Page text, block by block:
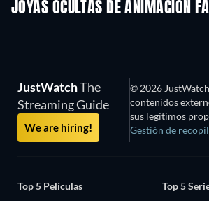
JOYAS OCULTAS DE ANIMACIÓN
TV
JustWatchThe
Streaming Guide
We are hiring!
© 2026
contenidos
sus legítimos
Gestión de
Top 5 Películas
Top 5